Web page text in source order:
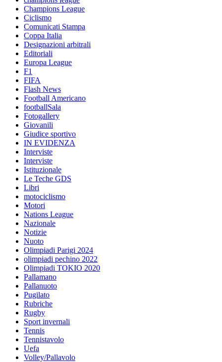
Champions League
Ciclismo
Comunicati Stampa
Coppa Italia
Designazioni arbitrali
Editoriali
Europa League
F1
FIFA
Flash News
Football Americano
footballSala
Fotogallery
Giovanili
Giudice sportivo
IN EVIDENZA
Interviste
Interviste
Istituzionale
Le Teche GDS
Libri
motociclismo
Motori
Nations League
Nazionale
Notizie
Nuoto
Olimpiadi Parigi 2024
olimpiadi pechino 2022
Olimpiadi TOKIO 2020
Pallamano
Pallanuoto
Pugilato
Rubriche
Rugby
Sport invernali
Tennis
Tennistavolo
Uefa
Volley/Pallavolo